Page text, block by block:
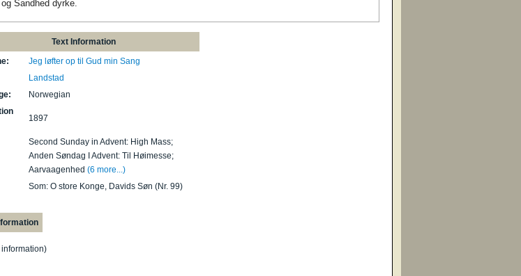
og Sandhed dyrke.
Text Information
Jeg løfter op til Gud min Sang
Landstad
Norwegian
1897
Second Sunday in Advent: High Mass;
Anden Søndag I Advent: Til Høimesse;
Aarvaagenhed (6 more...)
Som: O store Konge, Davids Søn (Nr. 99)